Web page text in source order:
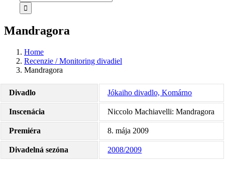
Mandragora
Home
Recenzie / Monitoring divadiel
Mandragora
Divadlo Jókaiho divadlo, Komárno
Inscenácia Niccolo Machiavelli: Mandragora
Premiéra 8. mája 2009
Divadelná sezóna 2008/2009